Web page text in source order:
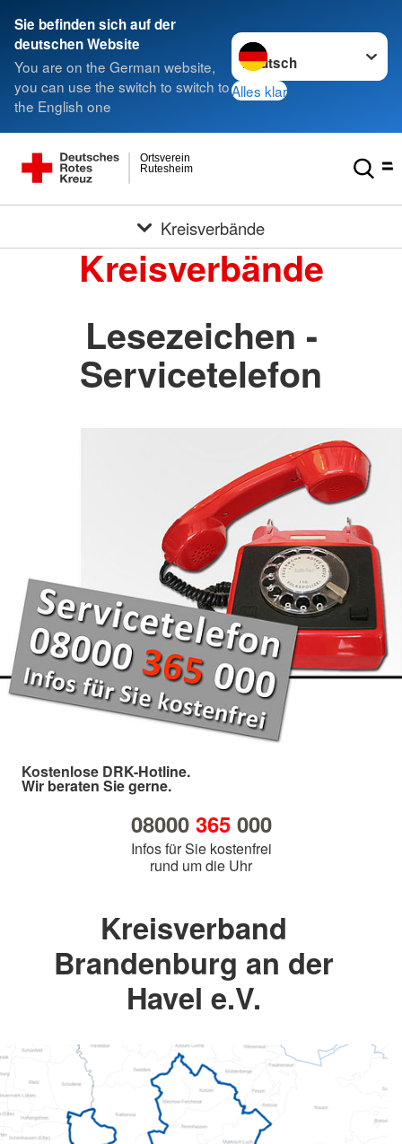
Sie befinden sich auf der
deutschen Website
You are on the German website,
you can use the switch to switch to
the English one
Sprache wechseln zu
Alles klar
Rutesheim
Ortsverein
Kreisverbände
Kreisverbände
Lesezeichen -
Servicetelefon
Kostenlose DRK-Hotline.
Wir beraten Sie gerne.
08000 365000
Infos für Sie kostenfrei
rund um die Uhr
Kreisverband
Brandenburg an der
Havel e.V.